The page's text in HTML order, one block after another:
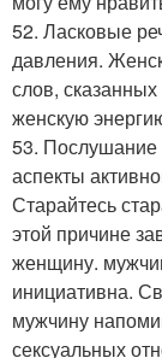
52. Ласковые
давления.
слов,
женскую
53. Послушание
аспекты
Старайтесь
этой причине
женщину.
инициативна.
мужчину
сексуальных